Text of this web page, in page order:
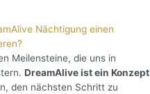
Nächtigung einen
Meilensteine, die uns in
DreamAlive ist ein Konzept
den nächsten Schritt zu